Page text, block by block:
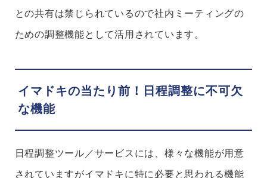
との共有は禁じられているので社内ミーティングの
ための調整機能として活用されています。
イマドキの当たり前！日程調整に不可欠
な機能
日程調整ツール／サービスには、様々な機能が用意
されていますがイマドキに特に必要と思われる機能